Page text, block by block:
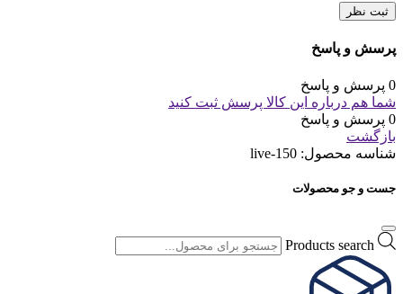
ثبت نظر
پرسش و پاسخ
0 پرسش و پاسخ
شما هم درباره این کالا پرسش ثبت کنید
0 پرسش و پاسخ
بازگشت
شناسه محصول: live-150
جست و جو محصولات
Products search